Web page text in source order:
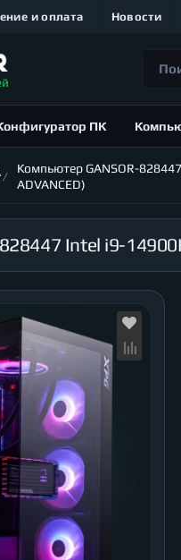
и оплата Новости
ПК
Компьютер GANSOR-
ADVANCED)